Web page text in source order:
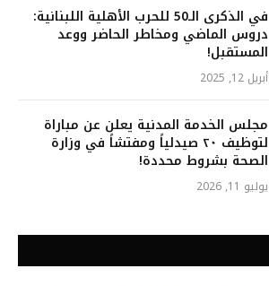
في الذكرى الـ50 للحرب الأهلية اللبنانية:
دروس الماضي ومخاطر الحاضر ووعد
المستقبل!
أبريل 12, 2025
مجلس الخدمة المدنية يعلن عن مباراة
لتوظيف ٢٠ صيدلياً ومفتشاً في وزارة
الصحة بشروط محددة!
يوليو 11, 2026